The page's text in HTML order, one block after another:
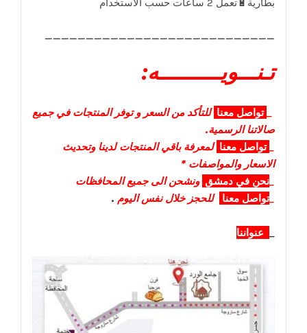
____________________________
تـنـــويــــــــــه:
تواصل معنا للتأكد من السعر و توفر المنتجات في جميع
صالاتنا الرسمية.
تواصل معنا لمعرفة باقي المنتجات لدينا وتحديث
الاسعار والمواصفات *
نحن في دمشق ونشحن الى جميع المحافظات
تواصل معنا للحجز خلال نفس اليوم .
عنواننا